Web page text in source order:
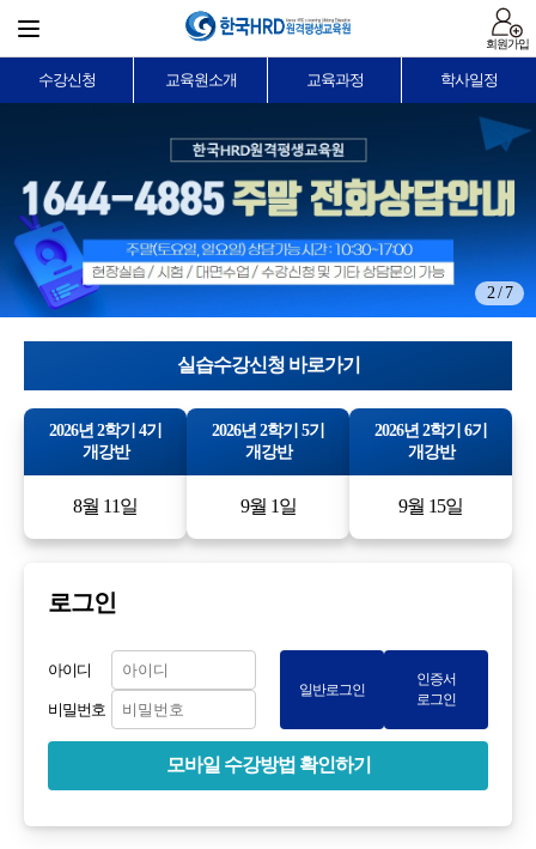
회원가입
수강신청 교육원소개 교육과정 학사일정
2 / 7
실습수강신청 바로가기
2026년 2학기 4기
개강반
8월 11일
2026년 2학기 5기
개강반
9월 1일
2026년 2학기 6기
개강반
9월 15일
로그인
아이디
비밀번호
일반로그인
인증서
로그인
모바일 수강방법 확인하기